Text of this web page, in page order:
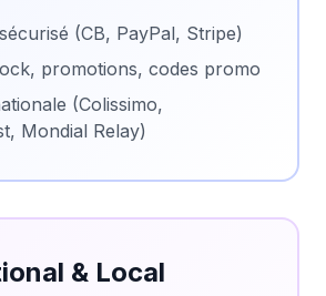
(CB, PayPal, Stripe)
promotions, codes promo
(Colissimo,
Mondial Relay)
& Local